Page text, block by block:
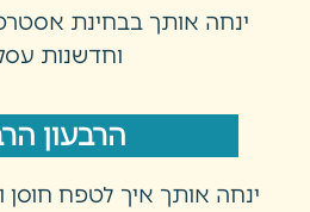
ינחה אותך בבחינת
וחדשנות
הרבעון
ינחה אותך איך לטפח